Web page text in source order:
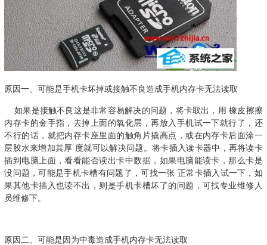
原因一、可能是手机卡坏掉或接触不良造成手机内存卡无法读取
如果是接触不良这是非常容易解决的问题，将卡取出，用 橡皮擦擦
内存卡的金手指，去掉上面的氧化层，再放入手机试一下就行了，还
不行的话，就把内存卡座里面的触角片撬高点，或在内存卡后面涂一
层胶水来增加其厚 度就可以解决问题。将卡插入读卡器中，再将读卡
插到电脑上面，看看能否读出卡中数据，如果电脑能读卡，那么卡是
没问题，可能是手机卡槽有问题了，可找一张 正常卡插入试一下，如
果其他卡插入也读不出，则是手机卡槽坏了的问题，可找专业维修人
员维修下。
原因二、可能是因为中毒造成手机内存卡无法读取